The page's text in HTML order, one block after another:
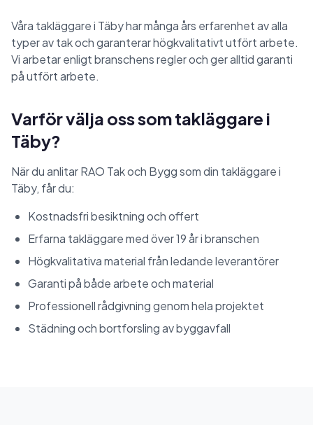
Våra takläggare i Täby har många års erfarenhet av alla
typer av tak och garanterar högkvalitativt utfört arbete.
Vi arbetar enligt branschens regler och ger alltid garanti
på utfört arbete.
Varför välja oss som takläggare i
Täby?
När du anlitar RAO Tak och Bygg som din takläggare i
Täby, får du:
Kostnadsfri besiktning och offert
Erfarna takläggare med över 19 år i branschen
Högkvalitativa material från ledande leverantörer
Garanti på både arbete och material
Professionell rådgivning genom hela projektet
Städning och bortforsling av byggavfall